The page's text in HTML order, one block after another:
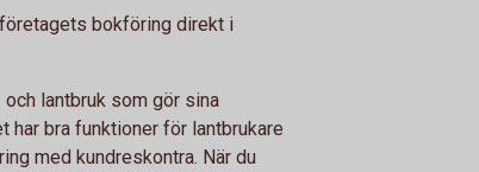
bokföring direkt i
lantbruk som gör sina
har bra funktioner för lantbrukare
med kundreskontra. När du